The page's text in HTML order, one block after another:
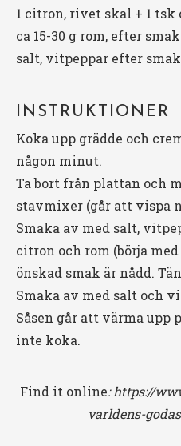
1 citron, rivet skal + 1 tsk
ca 15-30 g rom, efter smak
salt, vitpeppar efter smak
INSTRUKTIONER
Koka upp grädde och
någon minut.
Ta bort från plattan och
stavmixer (går att vispa
Smaka av med salt,
citron och rom (börja
önskad smak är nådd.
Smaka av med salt och
Såsen går att värma upp
inte koka.
Find it online:https://
varldens-